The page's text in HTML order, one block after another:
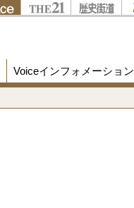
Voiceインフォメーション